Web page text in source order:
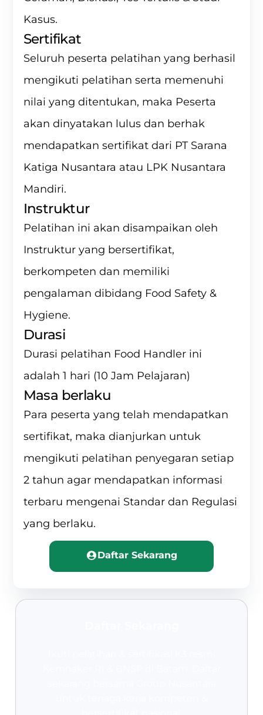
Kasus.
Sertifikat
Seluruh peserta pelatihan yang berhasil
mengikuti pelatihan serta memenuhi
nilai yang ditentukan, maka Peserta
akan dinyatakan lulus dan berhak
mendapatkan sertifikat dari PT Sarana
Katiga Nusantara atau LPK Nusantara
Mandiri.
Instruktur
Pelatihan ini akan disampaikan oleh
Instruktur yang bersertifikat,
berkompeten dan memiliki
pengalaman dibidang Food Safety &
Hygiene.
Durasi
Durasi pelatihan Food Handler ini
adalah 1 hari (10 Jam Pelajaran)
Masa berlaku
Para peserta yang telah mendapatkan
sertifikat, maka dianjurkan untuk
mengikuti pelatihan penyegaran setiap
2 tahun agar mendapatkan informasi
terbaru mengenai Standar dan Regulasi
yang berlaku.
Daftar Sekarang